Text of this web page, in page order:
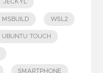
JECKYL
MSBUILD WSL2
UBUNTU TOUCH
SMARTPHONE